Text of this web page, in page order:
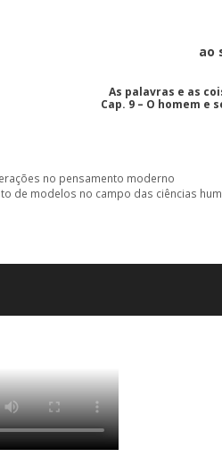
ao
As palavras e as
Cap. 9 – O homem e
no pensamento moderno
de modelos no campo das ciências